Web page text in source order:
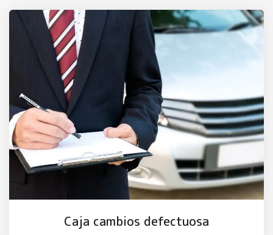
Caja cambios defectuosa